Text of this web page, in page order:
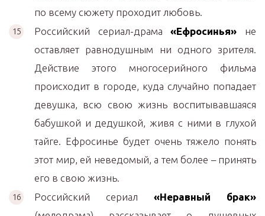
по всему сюжету проходит любовь.
Российский сериал-драма«Ефросинья» не
оставляет равнодушным ни одного зрителя.
Действие этого многосерийного фильма
происходит в городе, куда случайно попадает
девушка, всю свою жизнь воспитывавшаяся
бабушкой и дедушкой, живя с ними в глухой
тайге. Ефросинье будет очень тяжело понять
этот мир, ей неведомый, а тем более – принять
его в свою жизнь.
Российский сериал «Неравный брак»